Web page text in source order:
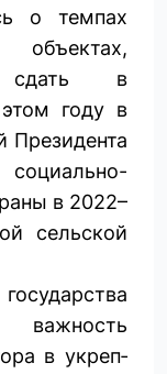
о темпах
сдать в
году в
Президента
в 2022–
сельской
важность
в укреп­